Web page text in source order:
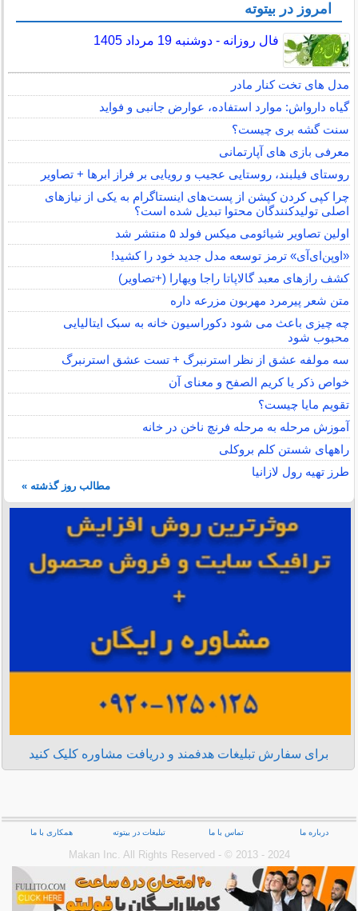
امروز در بیتوته
فال روزانه - دوشنبه 19 مرداد 1405
مدل های تخت کنار مادر
گیاه دارواش: موارد استفاده، عوارض جانبی و فواید
سنت گشه بری چیست؟
معرفی بازی های آپارتمانی
روستای فیلبند، روستایی عجیب و رویایی بر فراز ابرها + تصاویر
چرا کپی کردن کپشن از پست‌های اینستاگرام به یکی از نیازهای
اصلی تولیدکنندگان محتوا تبدیل شده است؟
اولین تصاویر شیائومی میکس فولد ۵ منتشر شد
«اوپن‌ای‌آی» ترمز توسعه مدل جدید خود را کشید!
کشف رازهای معبد گالاپاتا راجا ویهارا (+تصاویر)
متن شعر پیرمرد مهربون مزرعه داره
چه چیزی باعث می شود دکوراسیون خانه به سبک ایتالیایی
محبوب شود
سه مولفه عشق از نظر استرنبرگ + تست عشق استرنبرگ
خواص ذکر یا کریم الصفح و معنای آن
تقویم مایا چیست؟
آموزش مرحله به مرحله فرنچ ناخن در خانه
راههای شستن کلم بروکلی
طرز تهیه رول لازانیا
مطالب روز گذشته »
برای سفارش تبلیغات هدفمند و دریافت مشاوره کلیک کنید
درباره ما تماس با ما تبلیغات در بیتوته همکاری با ما
Makan Inc.‎ All Rights Reserved - © 2013 - 2024